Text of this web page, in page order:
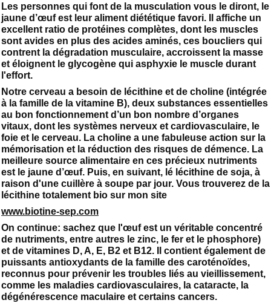
Les personnes qui font de la musculation vous le diront, le
jaune d’œuf est leur aliment diététique favori. Il affiche un
excellent ratio de protéines complètes, dont les muscles
sont avides en plus des acides aminés, ces boucliers qui
contrent la dégradation musculaire, accroissent la masse
et éloignent le glycogène qui asphyxie le muscle durant
l'effort.
Notre cerveau a besoin de lécithine et de choline (intégrée
à la famille de la vitamine B), deux substances essentielles
au bon fonctionnement d’un bon nombre d’organes
vitaux, dont les systèmes nerveux et cardiovasculaire, le
foie et le cerveau. La choline a une fabuleuse action sur la
mémorisation et la réduction des risques de démence. La
meilleure source alimentaire en ces précieux nutriments
est le jaune d’œuf. Puis, en suivant, lé lécithine de soja, à
raison d'une cuillère à soupe par jour. Vous trouverez de la
lécithine totalement bio sur mon site
www.biotine-sep.com
On continue: sachez que l'œuf est un véritable concentré
de nutriments, entre autres le zinc, le fer et le phosphore)
et de vitamines D, A, E, B2 et B12. Il contient également de
puissants antioxydants de la famille des caroténoïdes,
reconnus pour prévenir les troubles liés au vieillissement,
comme les maladies cardiovasculaires, la cataracte, la
dégénérescence maculaire et certains cancers.